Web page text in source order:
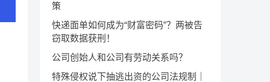
策
快递面单如何成为“财富密码”？两被告
窃取数据获刑！
公司创始人和公司有劳动关系吗？
特殊侵权说下抽逃出资的公司法规制｜